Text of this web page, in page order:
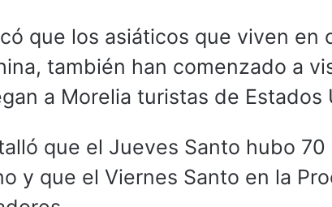
que los asiáticos que viven en
también han comenzado a
a Morelia turistas de Estados
que el Jueves Santo hubo 70
y que el Viernes Santo en la